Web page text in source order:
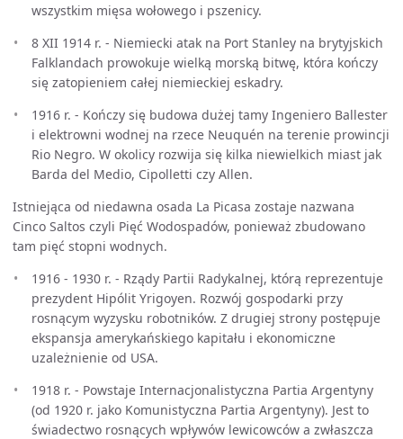
wszystkim mięsa wołowego i pszenicy.
8 XII 1914 r. - Niemiecki atak na Port Stanley na brytyjskich
Falklandach prowokuje wielką morską bitwę, która kończy
się zatopieniem całej niemieckiej eskadry.
1916 r. - Kończy się budowa dużej tamy Ingeniero Ballester
i elektrowni wodnej na rzece Neuquén na terenie prowincji
Rio Negro. W okolicy rozwija się kilka niewielkich miast jak
Barda del Medio, Cipolletti czy Allen.
Istniejąca od niedawna osada La Picasa zostaje nazwana
Cinco Saltos czyli Pięć Wodospadów, ponieważ zbudowano
tam pięć stopni wodnych.
1916 - 1930 r. - Rządy Partii Radykalnej, którą reprezentuje
prezydent Hipólit Yrigoyen. Rozwój gospodarki przy
rosnącym wyzysku robotników. Z drugiej strony postępuje
ekspansja amerykańskiego kapitału i ekonomiczne
uzależnienie od USA.
1918 r. - Powstaje Internacjonalistyczna Partia Argentyny
(od 1920 r. jako Komunistyczna Partia Argentyny). Jest to
świadectwo rosnących wpływów lewicowców a zwłaszcza